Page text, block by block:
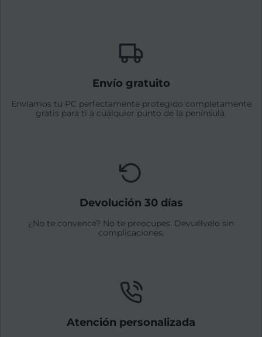
Envío gratuito
Envíamos tu PC perfectamente protegido completamente
gratis para ti a cualquier punto de la península.
Devolución 30 días
¿No te convence? No te preocupes. Devuélvelo sin
complicaciones.
Atención personalizada